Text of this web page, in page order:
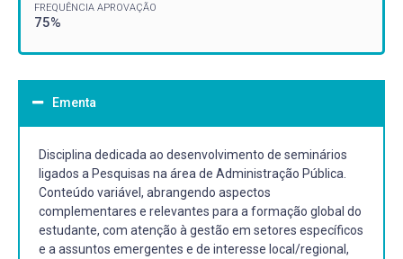
FREQUÊNCIA APROVAÇÃO
75%
Ementa
Disciplina dedicada ao desenvolvimento de seminários
ligados a Pesquisas na área de Administração Pública.
Conteúdo variável, abrangendo aspectos
complementares e relevantes para a formação global do
estudante, com atenção à gestão em setores específicos
e a assuntos emergentes e de interesse local/regional,